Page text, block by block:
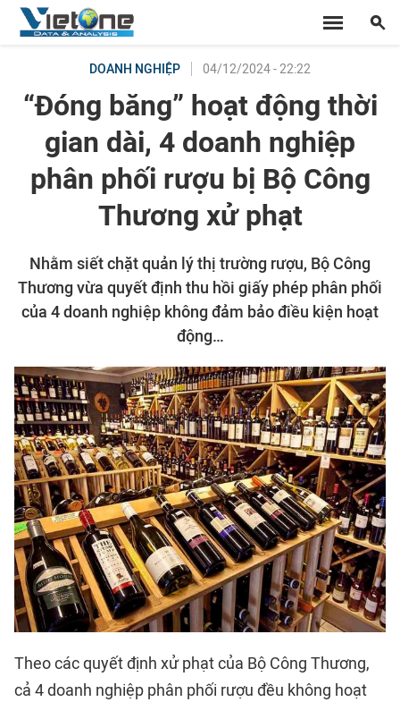
DOANH NGHIỆP 04/12/2024 - 22:22
“Đóng băng” hoạt động thời
gian dài, 4 doanh nghiệp
phân phối rượu bị Bộ Công
Thương xử phạt
Nhằm siết chặt quản lý thị trường rượu, Bộ Công
Thương vừa quyết định thu hồi giấy phép phân phối
của 4 doanh nghiệp không đảm bảo điều kiện hoạt
động…
Theo các quyết định xử phạt của Bộ Công Thương,
cả 4 doanh nghiệp phân phối rượu đều không hoạt